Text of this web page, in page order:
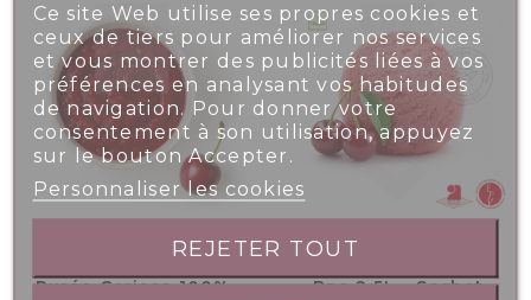
Purée Cerises 100%
Bac 2.5L - Sorbet
Ce site Web utilise ses propres cookies et
ceux de tiers pour améliorer nos services
et vous montrer des publicités liées à vos
préférences en analysant vos habitudes
de navigation. Pour donner votre
consentement à son utilisation, appuyez
sur le bouton Accepter.
Personnaliser les cookies
REJETER TOUT